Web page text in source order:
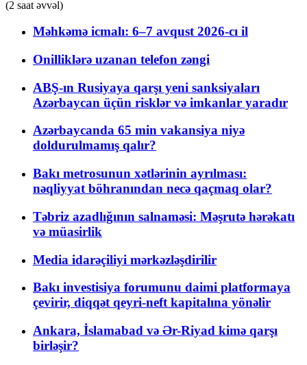
(2 saat əvvəl)
Məhkəmə icmalı: 6–7 avqust 2026-cı il
Onilliklərə uzanan telefon zəngi
ABŞ-ın Rusiyaya qarşı yeni sanksiyaları
Azərbaycan üçün risklər və imkanlar yaradır
Azərbaycanda 65 min vakansiya niyə
doldurulmamış qalır?
Bakı metrosunun xətlərinin ayrılması:
nəqliyyat böhranından necə qaçmaq olar?
Təbriz azadlığının salnaməsi: Məşrutə hərəkatı
və müasirlik
Media idarəçiliyi mərkəzləşdirilir
Bakı investisiya forumunu daimi platformaya
çevirir, diqqət qeyri-neft kapitalına yönəlir
Ankara, İslamabad və Ər-Riyad kimə qarşı
birləşir?